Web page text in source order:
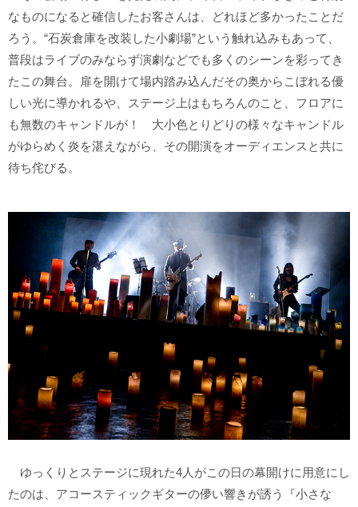
なものになると確信したお客さんは、どれほど多かったことだ
ろう。“石炭倉庫を改装した小劇場”という触れ込みもあって、
普段はライブのみならず演劇などでも多くのシーンを彩ってき
たこの舞台。扉を開けて場内踏み込んだその奥からこぼれる優
しい光に導かれるや、ステージ上はもちろんのこと、フロアに
も無数のキャンドルが！ 大小色とりどりの様々なキャンドル
がゆらめく炎を湛えながら、その開演をオーディエンスと共に
待ち侘びる。
ゆっくりとステージに現れた4人がこの日の幕開けに用意にし
たのは、アコースティックギターの儚い響きが誘う『小さな